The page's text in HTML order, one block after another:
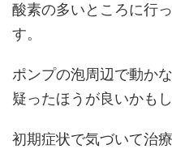
酸素の多いところに行
す。
ポンプの泡周辺で動か
疑ったほうが良いかもし
初期症状で気づいて治